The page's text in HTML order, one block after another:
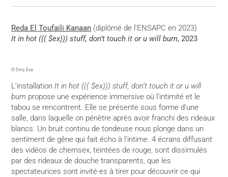
Reda El Toufaili Kanaan (diplômé de l’ENSAPC en 2023)
It in hot ((( $ex))) stuff, don’t touch it or u will burn, 2023
© Dinç Eva
L’installationIt in hot ((( $ex))) stuff, don’t touch it or u will
burn propose une expérience immersive où l’intimité et le
tabou se rencontrent. Elle se présente sous forme d’une
salle, dans laquelle on pénètre après avoir franchi des rideaux
blancs. Un bruit continu de tondeuse nous plonge dans un
sentiment de gêne qui fait écho à l’intime. 4 écrans diffusant
des vidéos de chemsex, teintées de rouge, sont dissimulés
par des rideaux de douche transparents, que les
spectateurices sont invité·es à tirer pour découvrir ce qui